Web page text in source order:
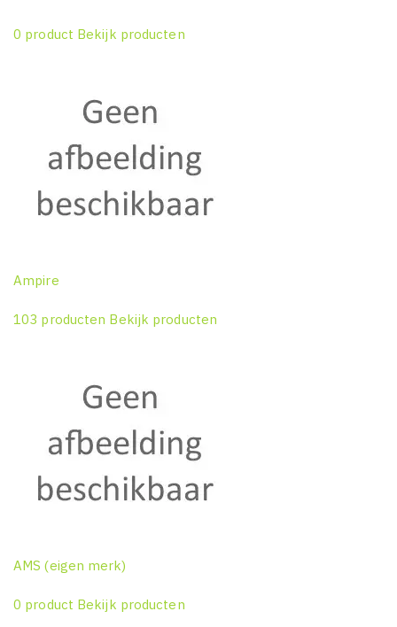
0 product Bekijk producten
Ampire
103 producten Bekijk producten
AMS (eigen merk)
0 product Bekijk producten